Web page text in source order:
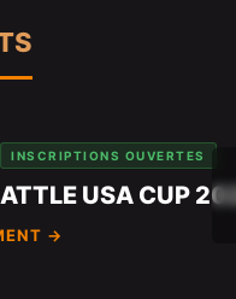
INSCRIPTIONS OUVERTES
USA CUP
→